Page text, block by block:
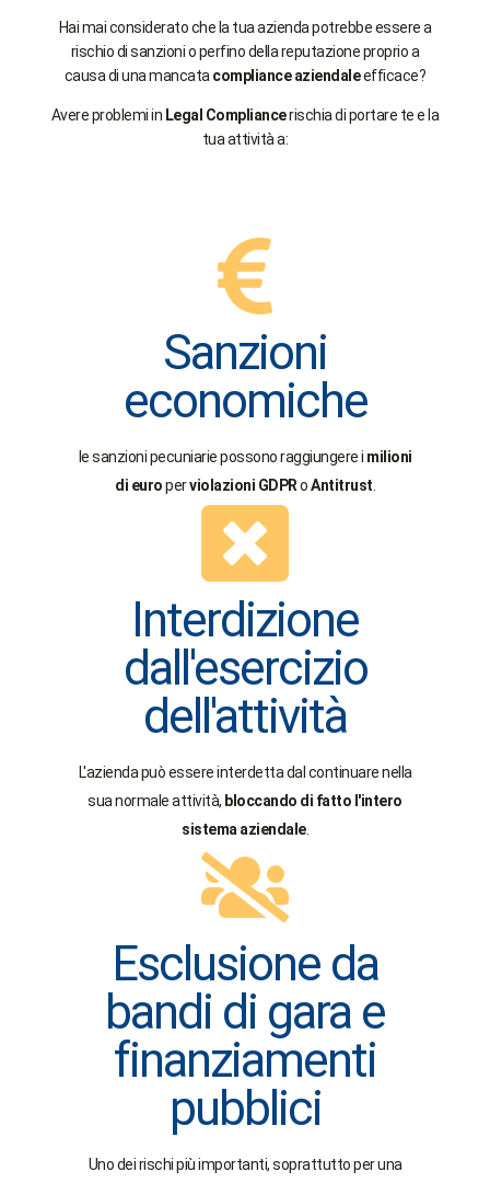
Hai mai considerato che la tua azienda potrebbe essere a
rischio di sanzioni o perfino della reputazione proprio a
causa di una mancatacompliance aziendaleefficace?
Avere problemi in Legal Compliancerischia di portare te e la
tua attività a:
Sanzioni
economiche
le sanzioni pecuniarie possono raggiungere i milioni
di europerviolazioni GDPRoAntitrust.
Interdizione
dall'esercizio
dell'attività
L'azienda può essere interdetta dal continuare nella
sua normale attività, bloccando di fatto l'intero
sistema aziendale.
Esclusione da
bandi di gara e
finanziamenti
pubblici
Uno dei rischi più importanti, soprattutto per una